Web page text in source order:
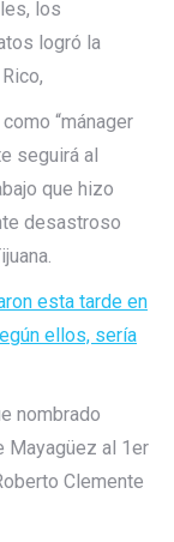
los
logró la
“mánager
seguirá al
que hizo
desastroso
esta tarde en
ellos, sería
nombrado
Mayagüez al 1er
Clemente